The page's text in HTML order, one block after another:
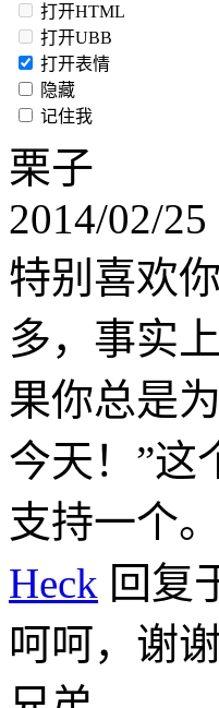
打开HTML
打开UBB
打开表情
隐藏
记住我
栗子
2014/02/25
特别喜欢
多，事实
果你总是
今天！”这
支持一个。
Heck 回复
呵呵，谢谢